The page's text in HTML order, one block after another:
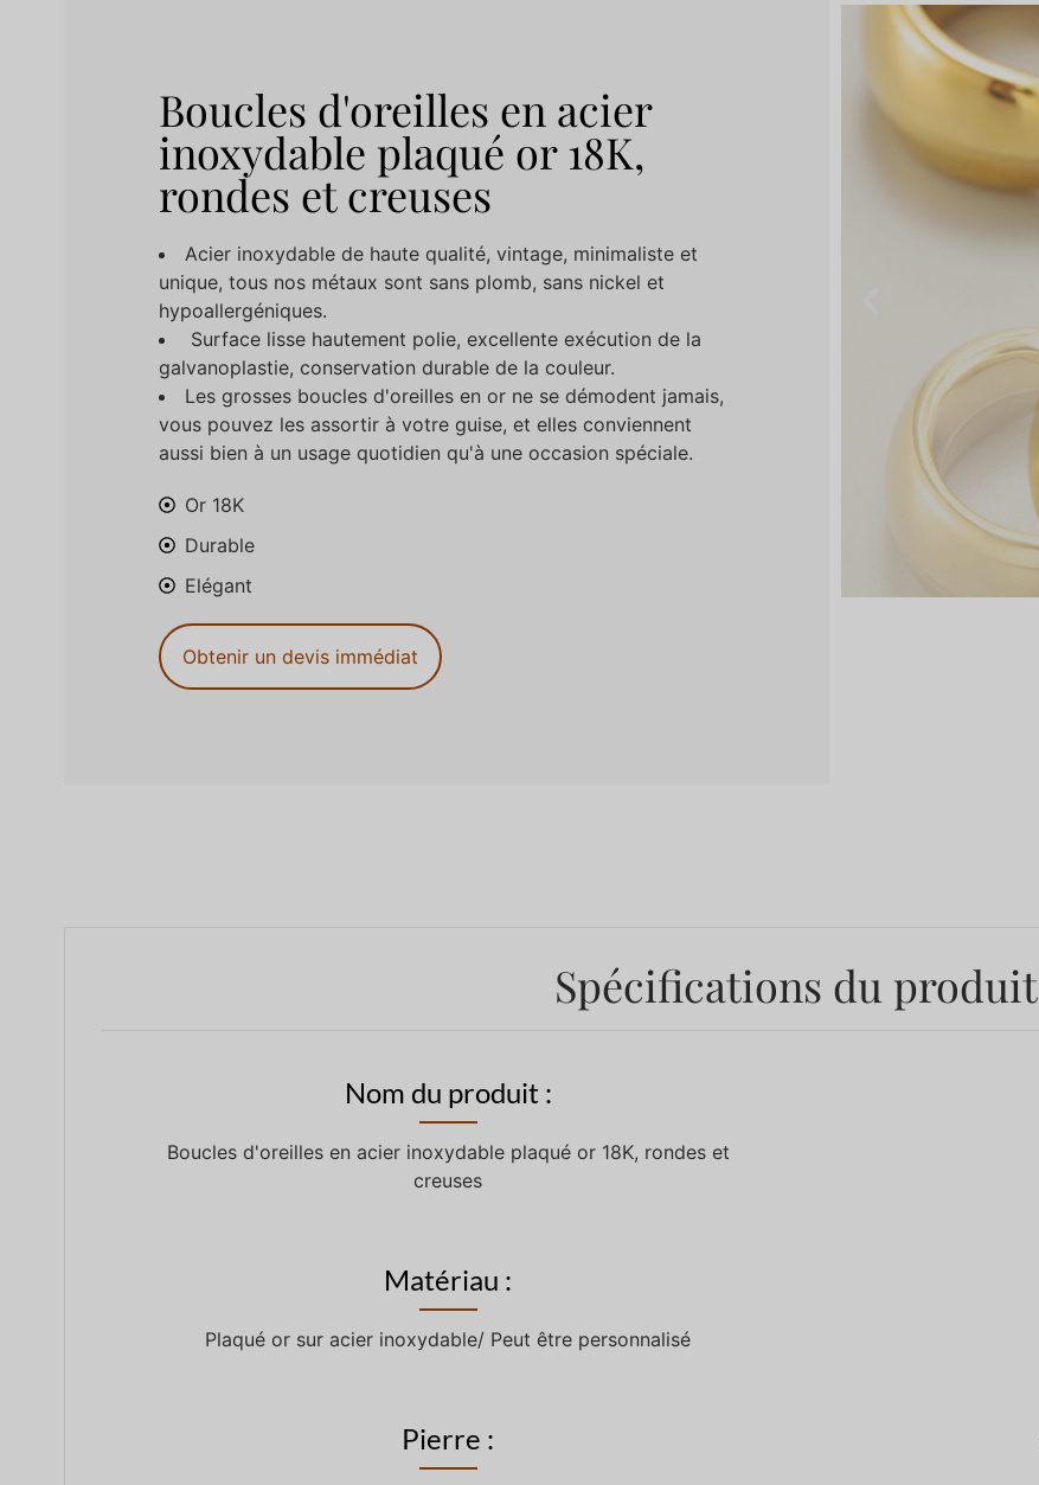
Boucles d'oreilles en acier
inoxydable plaqué or 18K,
rondes et creuses
Acier inoxydable de haute qualité, vintage, minimaliste et
unique, tous nos métaux sont sans plomb, sans nickel et
hypoallergéniques.
Surface lisse hautement polie, excellente exécution de la
galvanoplastie, conservation durable de la couleur.
Les grosses boucles d'oreilles en or ne se démodent jamais,
vous pouvez les assortir à votre guise, et elles conviennent
aussi bien à un usage quotidien qu'à une occasion spéciale.
Or 18K
Durable
Elégant
Obtenir un devis immédiat
Spécifications du produit
Nom du produit :
Boucles d'oreilles en acier inoxydable plaqué or 18K, rondes et
creuses
Matériau :
Plaqué or sur acier inoxydable/ Peut être personnalisé
Pierre :